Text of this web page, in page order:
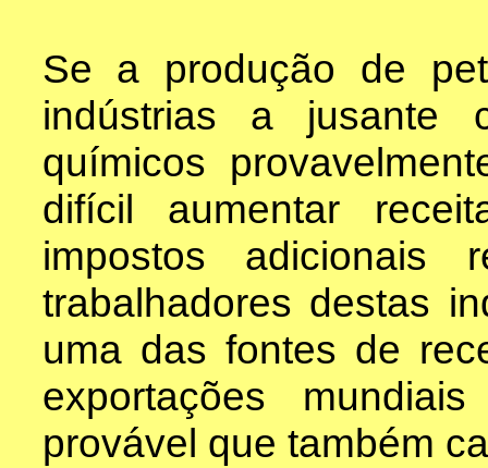
Se a produção de
indústrias a jusante
químicos
difícil aumentar
impostos adicionais
trabalhadores destas
uma das fontes de
exportações
provável que também